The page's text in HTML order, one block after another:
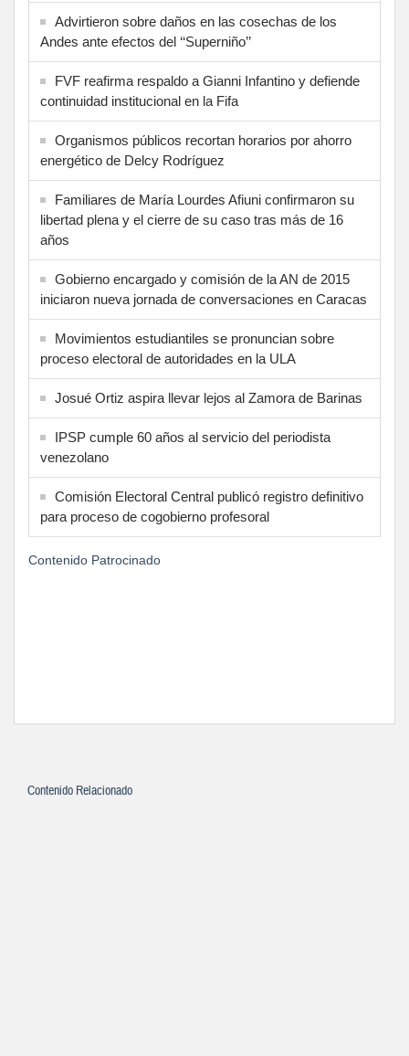
Advirtieron sobre daños en las cosechas de los
Andes ante efectos del ‘‘Superniño’’
FVF reafirma respaldo a Gianni Infantino y defiende
continuidad institucional en la Fifa
Organismos públicos recortan horarios por ahorro
energético de Delcy Rodríguez
Familiares de María Lourdes Afiuni confirmaron su
libertad plena y el cierre de su caso tras más de 16
años
Gobierno encargado y comisión de la AN de 2015
iniciaron nueva jornada de conversaciones en Caracas
Movimientos estudiantiles se pronuncian sobre
proceso electoral de autoridades en la ULA
Josué Ortiz aspira llevar lejos al Zamora de Barinas
IPSP cumple 60 años al servicio del periodista
venezolano
Comisión Electoral Central publicó registro definitivo
para proceso de cogobierno profesoral
Contenido Patrocinado
Contenido Relacionado